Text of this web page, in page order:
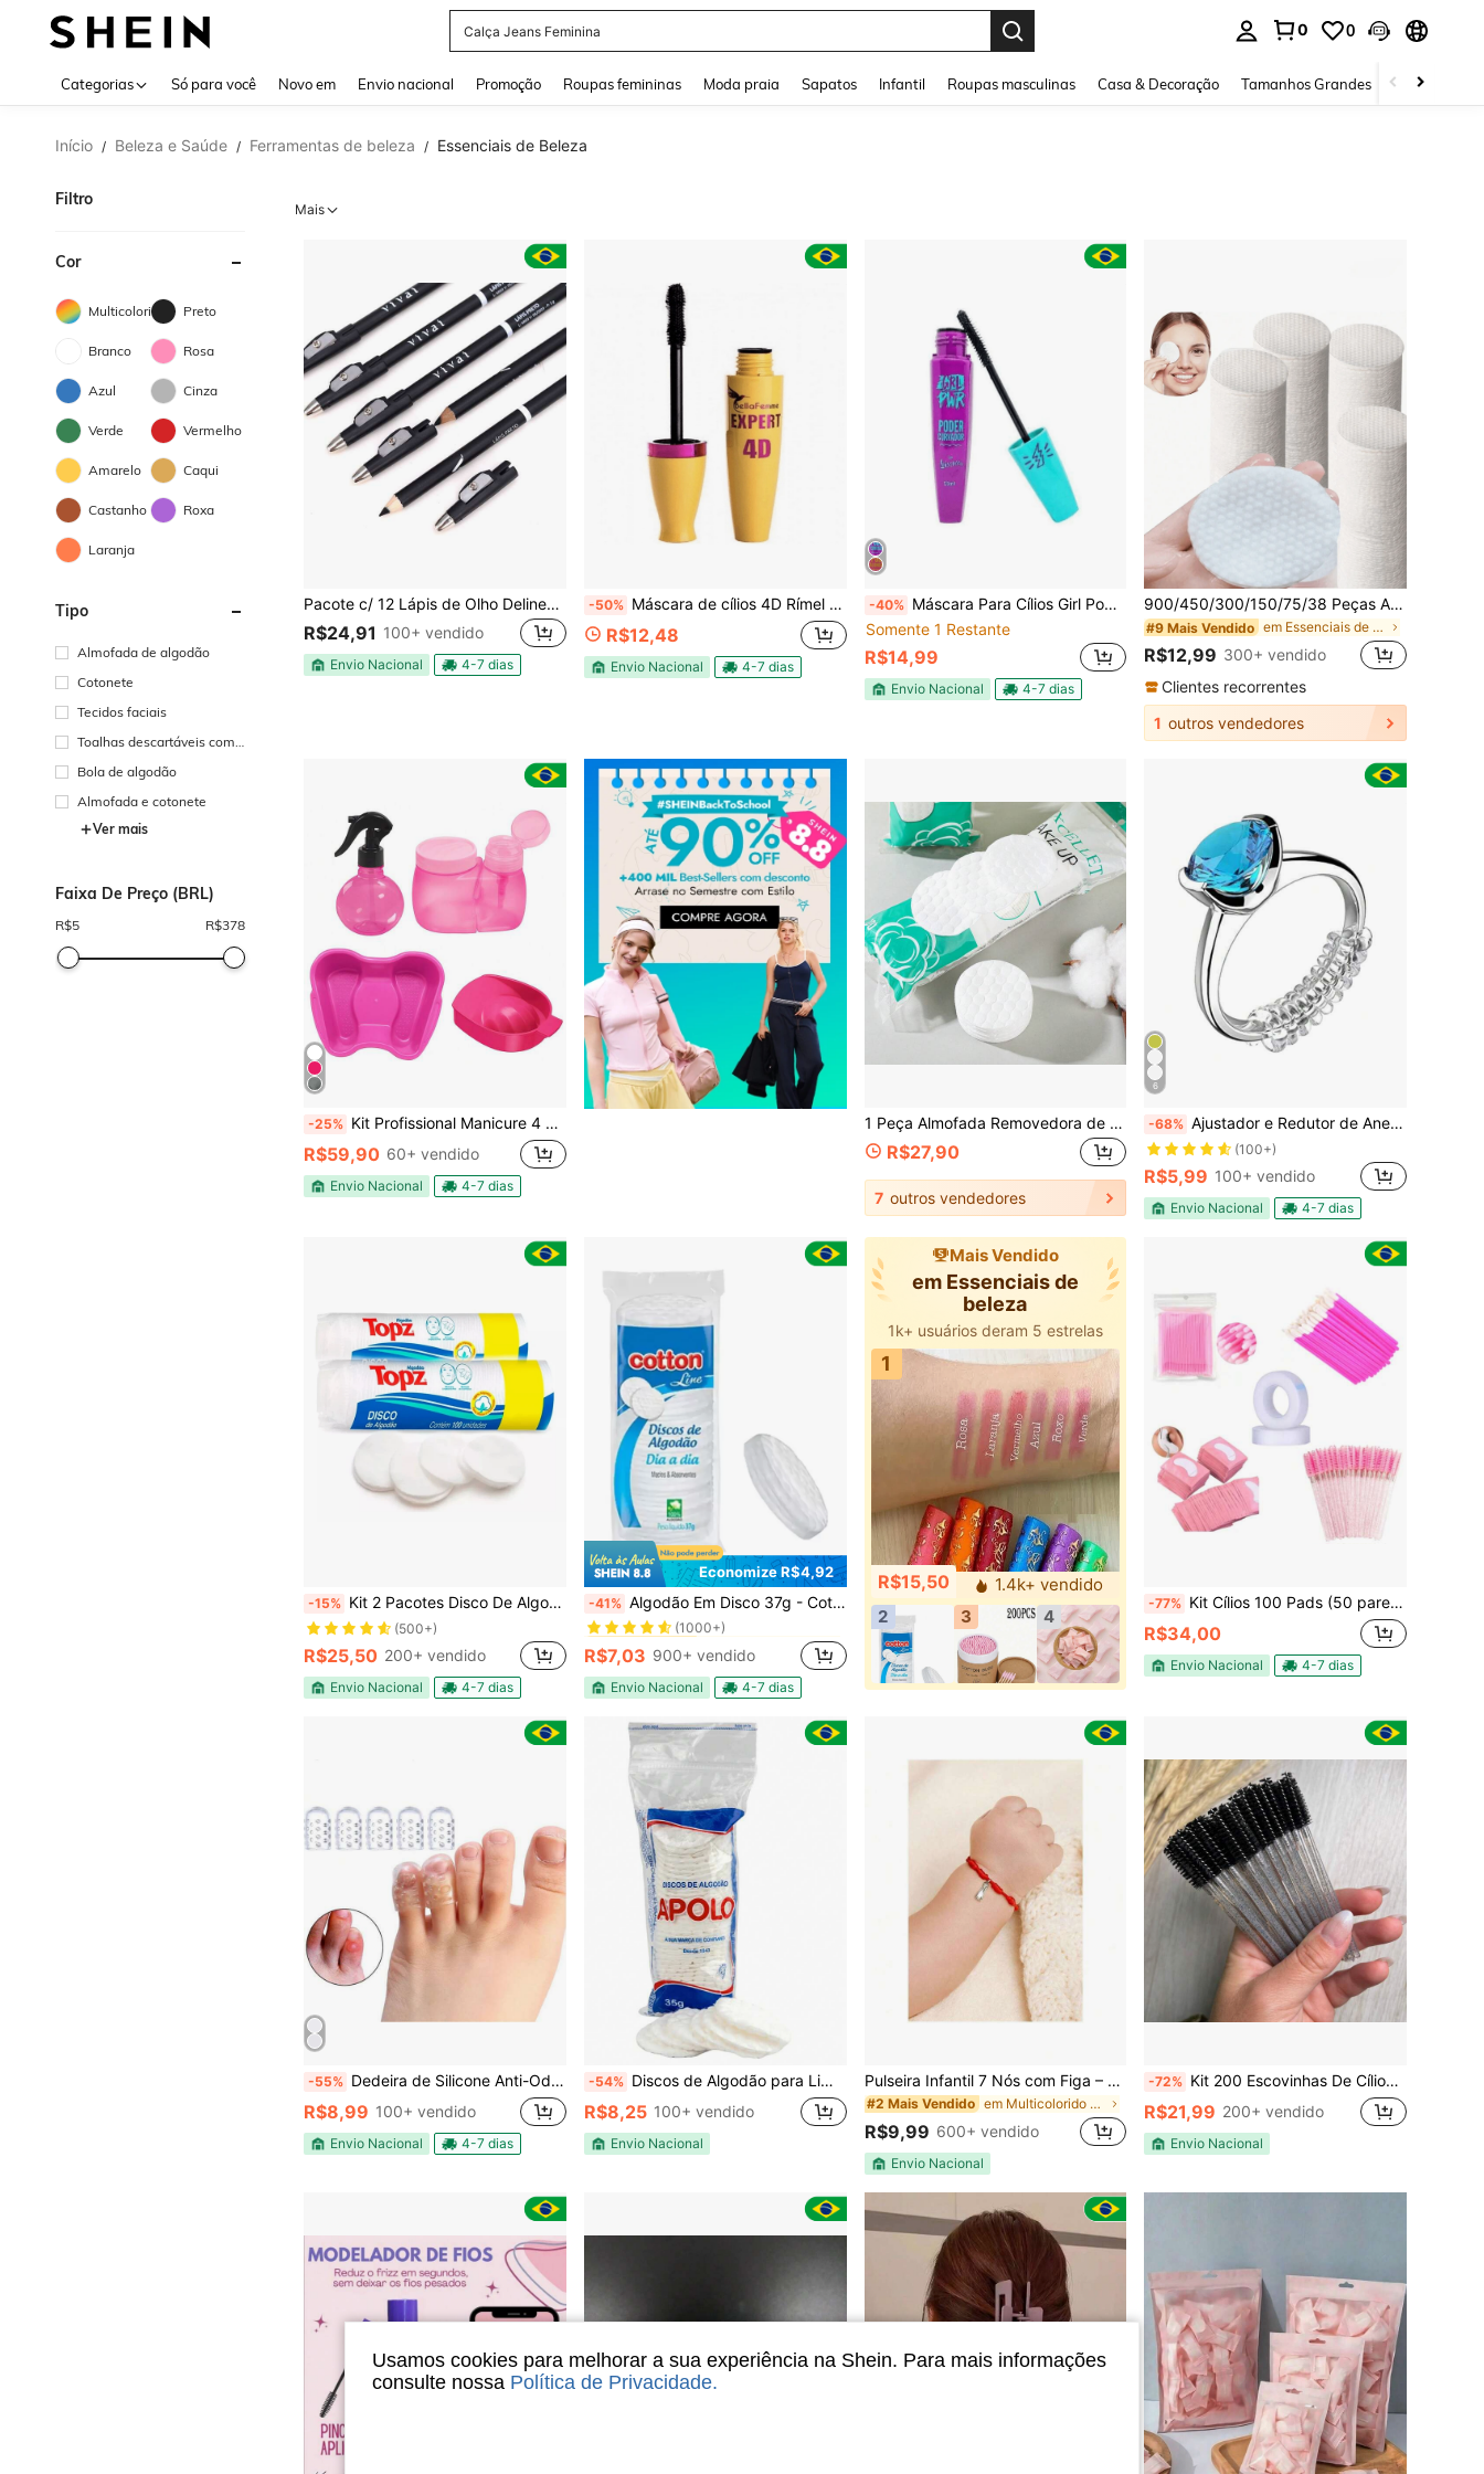
Calça Jeans Feminina
0 0
Categorias Só para você Novo em Envio nacional Promoção Roupas femininas Moda praia Sapatos Infantil Roupas masculinas Casa & Decoração Tamanhos Grandes Joias e
Início / Beleza e Saúde / Ferramentas de beleza / Essenciais de Beleza
Filtro
Cor
Multicolorido Preto
Branco Rosa
Azul Cinza
Verde Vermelho
Amarelo Caqui
Castanho Roxa
Laranja
Tipo
Almofada de algodão
Cotonete
Tecidos faciais
Toalhas descartáveis comp
Bola de algodão
Almofada e cotonete
Ver mais
Faixa De Preço (BRL)
R$5 R$378
Mais
Pacote c/ 12 Lápis de Olho Delineador Preto com Apontador Vivai 2034
R$24,91 100+ vendido
Envio Nacional 4-7 dias
-50% Máscara de cílios 4D Rímel - Bella Femme
R$12,48
Envio Nacional 4-7 dias
-40% Máscara Para Cílios Girl Power 13ml Luisance L3113
Somente 1 Restante
R$14,99
Envio Nacional 4-7 dias
900/450/300/150/75/38 Peças Almofadas de Limpeza Ovais, Adequadas para Uso Facial, Almofadas Removedoras de Maquiagem, Rodas Sem Fiapos, Adequadas para a Maioria dos Tipos de Pele, Lenços Umedecidos Descartáveis de Beleza, Lenços de Limpeza Facial Não Tecidos
#9 Mais Vendido em Essenciais de beleza
R$12,99 300+ vendido
Clientes recorrentes
1 outros vendedores
-25% Kit Profissional Manicure 4 Peças – Pulverizador + Dosador + Bacia Mãos + Bacia Pés
R$59,90 60+ vendido
Envio Nacional 4-7 dias
1 Peça Almofada Removedora de Maquiagem Redonda Grossa em Camadas, 100 Peças Almofadas de Maquiagem de Algodão Puro em Saco para Rosto, Olhos e Lábios
R$27,90
7 outros vendedores
6
-68% Ajustador e Redutor de Anel em Silicone Invisível–Ajuste Universal 10CM
(100+)
R$5,99 100+ vendido
Envio Nacional 4-7 dias
-15% Kit 2 Pacotes Disco De Algodão Para Maquiagem Esmaltes Limpeza Pele 100 Unidades Cada
(500+)
R$25,50 200+ vendido
Envio Nacional 4-7 dias
Economize R$4,92
-41% Algodão Em Disco 37g - Cotton
#1 Mais Vendido
em Essenciais de beleza
(1000+)
#1 Mais Vendido
(1000+)
#1 Mais Vendido
(1000+)
#1 Mais Vendido
em Essenciais de beleza
(1000+)
R$7,03 900+ vendido
Envio Nacional 4-7 dias
Mais Vendido
em Essenciais de
beleza
1k+ usuários deram 5 estrelas
3k+ novos favoritos
1k+ usuários deram 5 estrelas
3k+ novos favoritos
1
R$15,50
1.4k+ vendido
2
3 4
-77% Kit Cílios 100 Pads (50 pares) + 50 Escovinhas + 100 Microbrush + 50 Aplicadores + 2 Fitas Transpore
R$34,00
Envio Nacional 4-7 dias
-55% Dedeira de Silicone Anti-Odor – Protetor para Calos & Unha Encravada | Dedos dos Pés & Mãos
R$8,99 100+ vendido
Envio Nacional 4-7 dias
-54% Discos de Algodão para Limpeza Facial e Skincare 25g 12 discos
R$8,25 100+ vendido
Envio Nacional
Pulseira Infantil 7 Nós com Figa – Proteção, Fé e Boas Energias para o seu Bebê!
#2 Mais Vendido em Multicolorido Pulseiras de corda femininas
R$9,99 600+ vendido
Envio Nacional
-72% Kit 200 Escovinhas De Cílios Sobrancelha Glitter Extensão Alongamento Descartável Escova Lash Pente
R$21,99 200+ vendido
Envio Nacional
Usamos cookies para melhorar a sua experiência na Shein. Para mais informações
consulte nossa Política de Privacidade.